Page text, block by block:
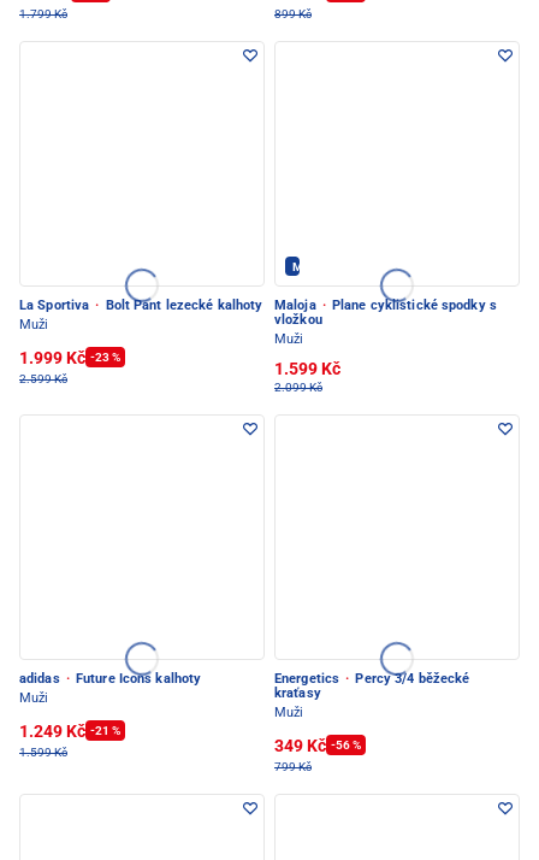
1.799 Kč 899 Kč
La Sportiva ·
Bolt Pant lezecké kalhoty
Muži
1.999 Kč -23 %
2.599 Kč
Maloja - PEC POD SNĚŽKOU
Maloja · Plane cyklistické spodky s
vložkou
Muži
1.599 Kč
2.099 Kč
adidas · Future Icons kalhoty
Muži
1.249 Kč -21 %
1.599 Kč
Energetics · Percy 3/4 běžecké
kraťasy
Muži
349 Kč -56 %
799 Kč